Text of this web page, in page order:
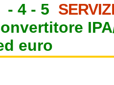
- 4 - 5
euro